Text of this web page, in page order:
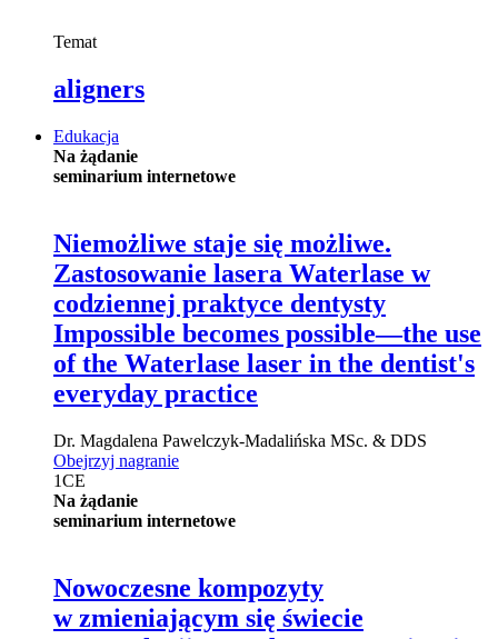
Temat
aligners
Edukacja
Na żądanie
seminarium internetowe
Niemożliwe staje się możliwe.
Zastosowanie lasera Waterlase w
codziennej praktyce dentysty
Impossible becomes possible—the use
of the Waterlase laser in the dentist's
everyday practice
Dr. Magdalena Pawelczyk-Madalińska MSc. & DDS
Obejrzyj nagranie
1CE
Na żądanie
seminarium internetowe
Nowoczesne kompozyty
w zmieniającym się świecie